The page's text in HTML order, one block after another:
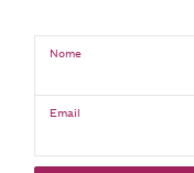
Nome
Email